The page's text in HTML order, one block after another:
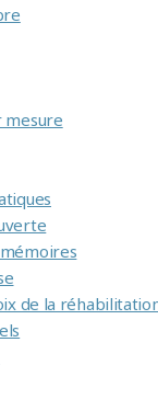
mesure
de la